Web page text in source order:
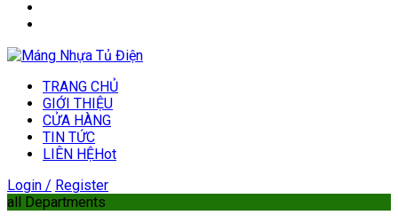
TRANG CHỦ
GIỚI THIỆU
CỬA HÀNG
TIN TỨC
LIÊN HỆHot
Login / Register
all Departments